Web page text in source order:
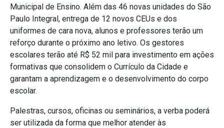
Municipal de Ensino. Além das 46 novas unidades do São
Paulo Integral, entrega de 12 novos CEUs e dos
uniformes de cara nova, alunos e professores terão um
reforço durante o próximo ano letivo. Os gestores
escolares terão até R$ 52 mil para investimento em ações
formativas que consolidem o Currículo da Cidade e
garantam a aprendizagem e o desenvolvimento do corpo
escolar.
Palestras, cursos, oficinas ou seminários, a verba poderá
ser utilizada da forma que melhor atender às